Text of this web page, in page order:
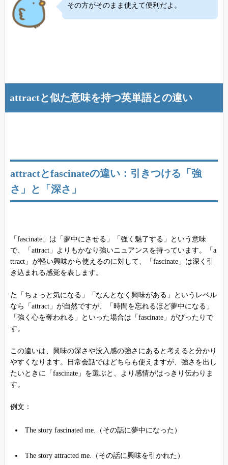
その方がそのまま使えて便利だよ。
attractと似た意味を持つ英単語との違い
attractとfascinateの違い：引きつける「強
さ」と「深さ」
「fascinate」は「夢中にさせる」「強く魅了する」という意味
で、「attract」よりもかなり強いニュアンスを持っています。「a
ttract」が軽い興味から使えるのに対して、「fascinate」は深く引
き込まれる感覚を表します。
た「ちょっと気になる」「なんとなく興味がある」というレベル
なら「attract」が自然ですが、「時間を忘れるほど夢中になる」
「強く心を奪われる」といった場合は「fascinate」がぴったりで
す。
この違いは、興味の深さや没入感の強さにあると考えると分かり
やすくなります。日常会話ではどちらも使えますが、強さを出し
たいときに「fascinate」を選ぶと、より感情がはっきり伝わりま
す。
例文：
The story fascinated me.（その話に夢中になった）
The story attracted me.（その話に興味を引かれた）